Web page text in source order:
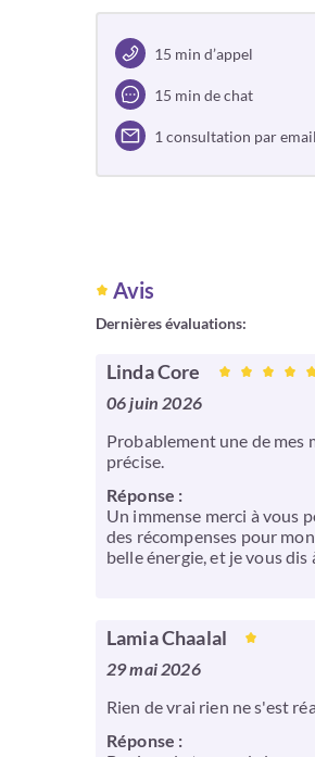
15 min d’appel
15 min de chat
1 consultation par email
Avis
Dernières évaluations:
Linda Core
06 juin 2026
Probablement une de mes
précise.
Réponse :
Un immense merci à vous
des récompenses pour
belle énergie, et je vous
Lamia Chaalal
29 mai 2026
Rien de vrai rien ne s'est
Réponse :